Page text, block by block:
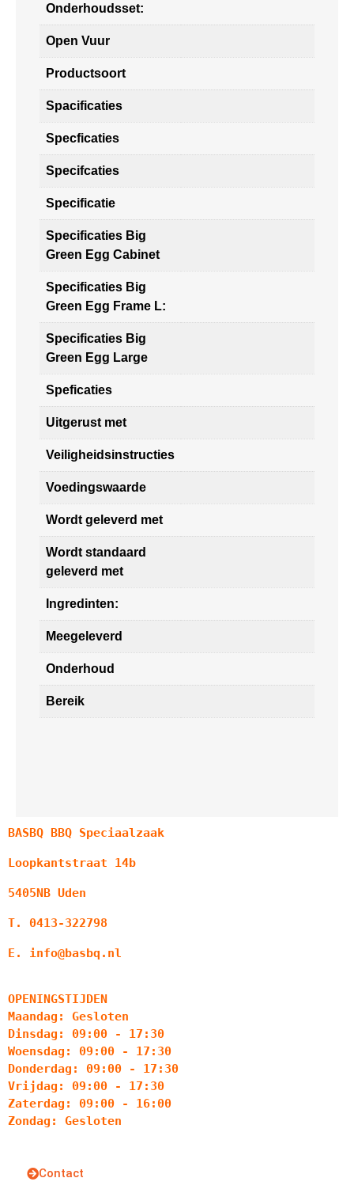
Onderhoudsset:
Open Vuur
Productsoort
Spacificaties
Specficaties
Specifcaties
Specificatie
Specificaties Big
Green Egg Cabinet
Specificaties Big
Green Egg Frame L:
Specificaties Big
Green Egg Large
Speficaties
Uitgerust met
Veiligheidsinstructies
Voedingswaarde
Wordt geleverd met
Wordt standaard
geleverd met
Ingredinten:
Meegeleverd
Onderhoud
Bereik
BASBQ BBQ Speciaalzaak
Loopkantstraat 14b
5405NB Uden
T. 0413-322798
E. info@basbq.nl
OPENINGSTIJDEN
Maandag: Gesloten
Dinsdag: 09:00 - 17:30
Woensdag: 09:00 - 17:30
Donderdag: 09:00 - 17:30
Vrijdag: 09:00 - 17:30
Zaterdag: 09:00 - 16:00
Zondag: Gesloten
Contact